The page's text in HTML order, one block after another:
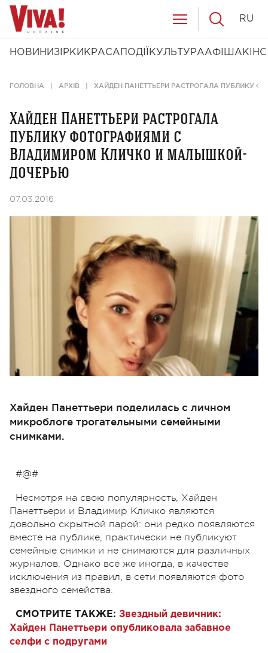
НОВИНИ ЗІРКИ КРАСА ПОДІЇ КУЛЬТУРААФІША КІНО
RU
ГОЛОВНА АРХІВ ХАЙДЕН ПАНЕТТЬЕРИ РАСТРОГАЛА ПУБЛИКУ
Хайден Панеттьери растрогала
публику фотографиями с
Владимиром Кличко и малышкой-
дочерью
07.03.2016
Хайден Панеттьери поделилась с личном
микроблоге трогательными семейными
снимками.
#@#
Несмотря на свою популярность, Хайден
Панеттьери и Владимир Кличко являются
довольно скрытной парой: они редко появляются
вместе на публике, практически не публикуют
семейные снимки и не снимаются для различных
журналов. Однако все же иногда, в качестве
исключения из правил, в сети появляются фото
звездного семейства.
СМОТРИТЕ ТАКЖЕ: Звездный девичник:
Хайден Панеттьери опубликовала забавное
селфи с подругами